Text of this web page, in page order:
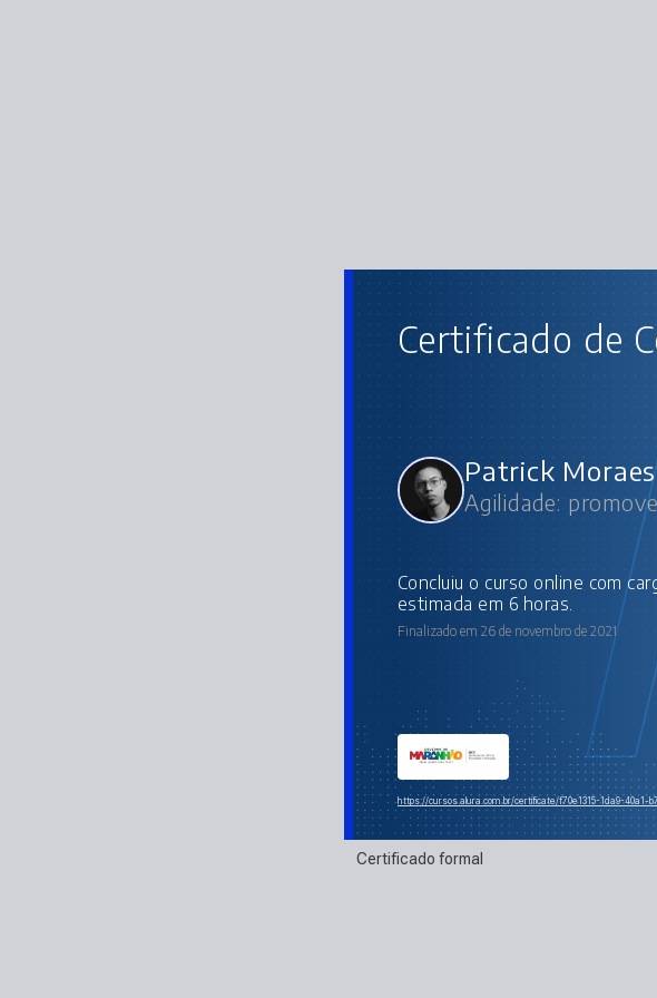
Certificado de
Patrick
Agilidade:
concluiu o curso online com carga horária
estimada em 6 horas.
Finalizado em 26 de novembro de 2021
https://cursos.alura.com.br/certificate/f70e1315-1da9-40a1-
Certificado formal